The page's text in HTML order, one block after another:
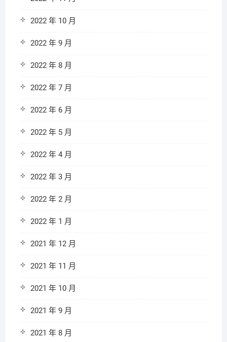
2022 年 10 月
2022 年 9 月
2022 年 8 月
2022 年 7 月
2022 年 6 月
2022 年 5 月
2022 年 4 月
2022 年 3 月
2022 年 2 月
2022 年 1 月
2021 年 12 月
2021 年 11 月
2021 年 10 月
2021 年 9 月
2021 年 8 月